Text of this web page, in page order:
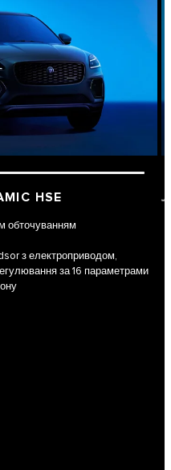
HSE
обточуванням
з електроприводом,
за 16 параметрами